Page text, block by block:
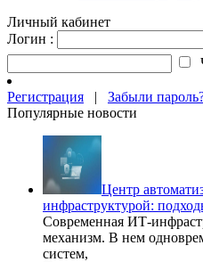
Личный кабинет
Логин :
Регистрация | Забыли
Популярные новости
Центр
инфраструктурой:
Современная ИТ-
механизм. В нем
систем,